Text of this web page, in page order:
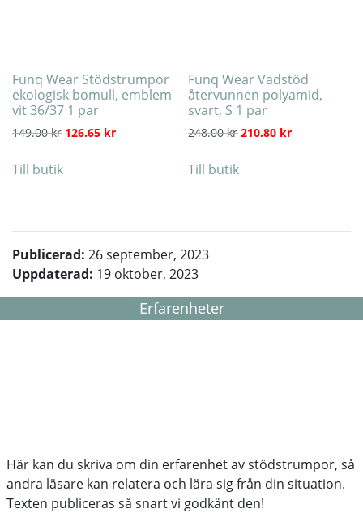
Funq Wear Stödstrumpor
ekologisk bomull, emblem
vit 36/37 1 par
149.00kr Det ursprungliga priset var: 149.00 kr.
126.65 krDet nuvarande priset är: 126.65 kr.
Till butik
Funq Wear Vadstöd
återvunnen polyamid,
svart, S 1 par
248.00krDet ursprungliga
210.80 krDet
Till butik
Publicerad: 26 september, 2023
Uppdaterad: 19 oktober, 2023
Erfarenheter
Här kan du skriva om din erfarenhet av stödstrumpor, så
andra läsare kan relatera och lära sig från din situation.
Texten publiceras så snart vi godkänt den!